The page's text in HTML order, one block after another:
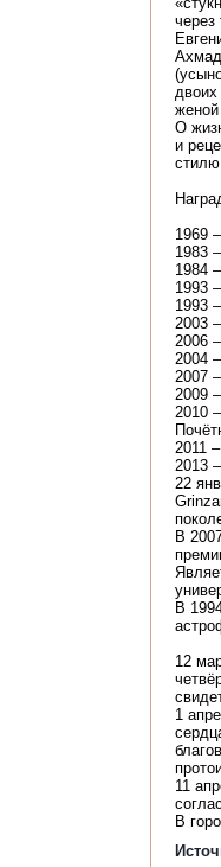
через
О
и
1969
1983
1984
1993
1993
2003
2006
2004
2007
2009
2010
2011
2013
22
В
В
12
1
11
В